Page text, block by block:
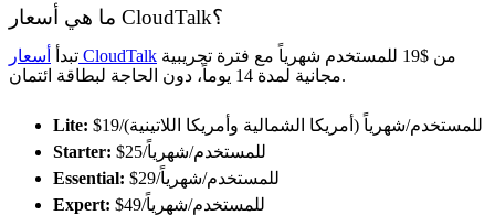
ما هي أسعار CloudTalk؟
تبدأ أسعار CloudTalk
مجانية لمدة 14 يوماً، دون الحاجة لبطاقة ائتمان.
Lite:
$19/للمستخدم/شهرياً (أمريكا الشمالية وأمريكا اللاتينية)
Starter:
$25/للمستخدم/شهرياً
Essential:
$29/للمستخدم/شهرياً
Expert:
$49/للمستخدم/شهرياً